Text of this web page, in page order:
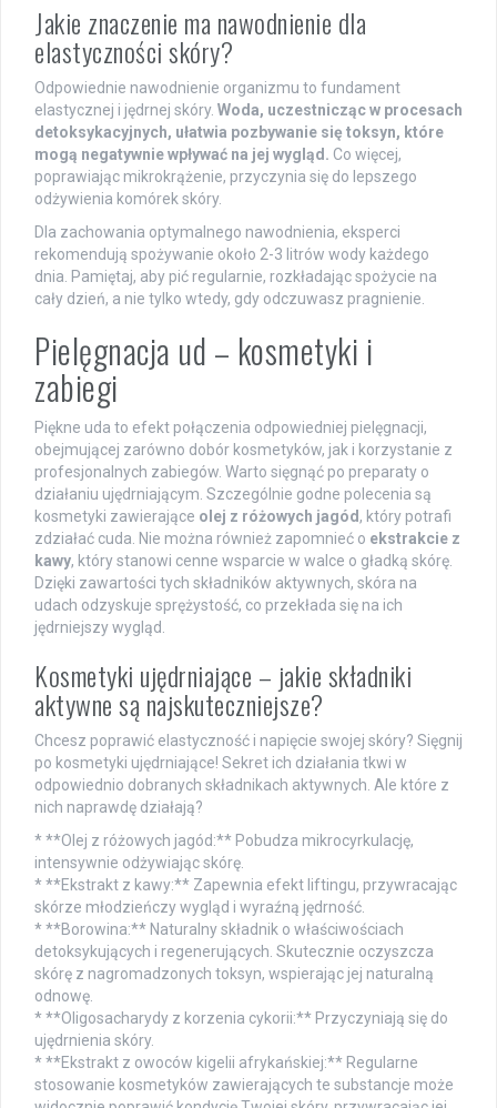
Jakie znaczenie ma nawodnienie dla
elastyczności skóry?
Odpowiednie nawodnienie organizmu to fundament
elastycznej i jędrnej skóry. Woda, uczestnicząc w procesach
detoksykacyjnych, ułatwia pozbywanie się toksyn, które
mogą negatywnie wpływać na jej wygląd. Co więcej,
poprawiając mikrokrążenie, przyczynia się do lepszego
odżywienia komórek skóry.
Dla zachowania optymalnego nawodnienia, eksperci
rekomendują spożywanie około 2-3 litrów wody każdego
dnia. Pamiętaj, aby pić regularnie, rozkładając spożycie na
cały dzień, a nie tylko wtedy, gdy odczuwasz pragnienie.
Pielęgnacja ud – kosmetyki i
zabiegi
Piękne uda to efekt połączenia odpowiedniej pielęgnacji,
obejmującej zarówno dobór kosmetyków, jak i korzystanie z
profesjonalnych zabiegów. Warto sięgnąć po preparaty o
działaniu ujędrniającym. Szczególnie godne polecenia są
kosmetyki zawierające olej z różowych jagód , który potrafi
zdziałać cuda. Nie można również zapomnieć o ekstrakcie z
kawy, który stanowi cenne wsparcie w walce o gładką skórę.
Dzięki zawartości tych składników aktywnych, skóra na
udach odzyskuje sprężystość, co przekłada się na ich
jędrniejszy wygląd.
Kosmetyki ujędrniające – jakie składniki
aktywne są najskuteczniejsze?
Chcesz poprawić elastyczność i napięcie swojej skóry? Sięgnij
po kosmetyki ujędrniające! Sekret ich działania tkwi w
odpowiednio dobranych składnikach aktywnych. Ale które z
nich naprawdę działają?
* **Olej z różowych jagód:** Pobudza mikrocyrkulację,
intensywnie odżywiając skórę.
* **Ekstrakt z kawy:** Zapewnia efekt liftingu, przywracając
skórze młodzieńczy wygląd i wyraźną jędrność.
* **Borowina:** Naturalny składnik o właściwościach
detoksykujących i regenerujących. Skutecznie oczyszcza
skórę z nagromadzonych toksyn, wspierając jej naturalną
odnowę.
* **Oligosacharydy z korzenia cykorii:** Przyczyniają się do
ujędrnienia skóry.
* **Ekstrakt z owoców kigelii afrykańskiej:** Regularne
stosowanie kosmetyków zawierających te substancje może